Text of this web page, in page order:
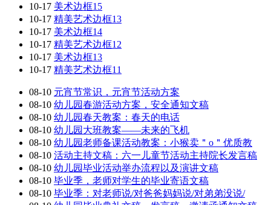
10-17 美术边框15
10-17 精美艺术边框13
10-17 美术边框14
10-17 精美艺术边框12
10-17 美术边框13
10-17 精美艺术边框11
08-10 元宵节常识，元宵节活动方案
08-10 幼儿园春游活动方案，安全通知文稿
08-10 幼儿园春天教案：春天的电话
08-10 幼儿园大班教案——未来的飞机
08-10 幼儿园老师备课活动教案：小猴卖＂o＂优质教
08-10 活动主持文稿：六一儿童节活动主持院长发言稿
08-10 幼儿园毕业活动举办流程以及演讲文稿
08-10 毕业季，老师对学生的毕业寄语文稿
08-10 毕业季：对老师说/对爸爸妈妈说/对弟弟没说/